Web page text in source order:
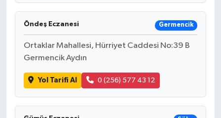
Öndeş Eczanesi Germencik
Ortaklar Mahallesi, Hürriyet Caddesi No:39 B
Germencik Aydın
Yol Tarifi Al 0 (256) 577 43 12